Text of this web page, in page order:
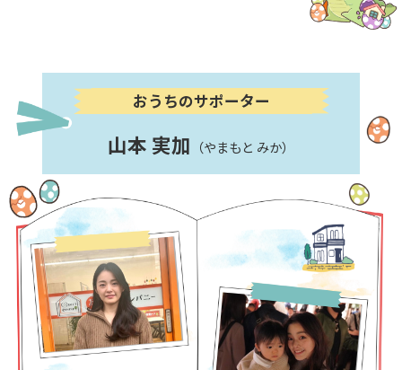
おうちのサポーター
山本 実加 （やまもと みか）